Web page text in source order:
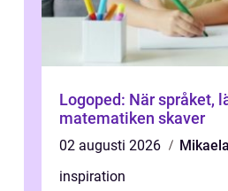
Logoped: När språket,
matematiken skaver
02 augusti 2026
inspiration